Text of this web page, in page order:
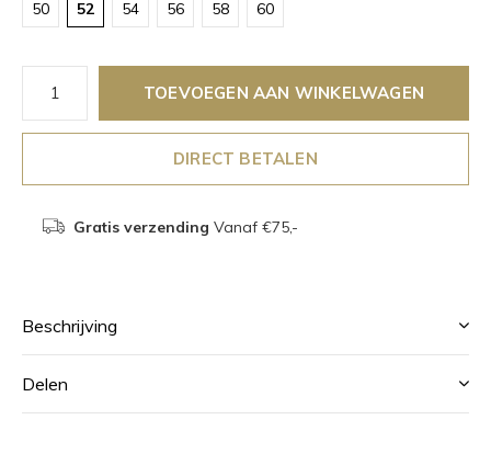
50 52 54 56 58 60
TOEVOEGEN AAN WINKELWAGEN
DIRECT BETALEN
Gratis verzending Vanaf €75,-
Beschrijving
Delen